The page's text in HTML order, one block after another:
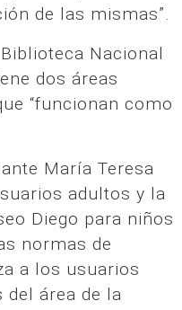
de las mismas”.
Nacional
dos áreas
“funcionan como
María Teresa
adultos y la
Diego para niños
normas de
a los usuarios
del área de la